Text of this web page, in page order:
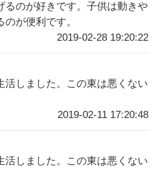
るのが好きです。子供は動きや
が便利です。
2019-02-28 19:20:22
活しました。この東は悪くない
2019-02-11 17:20:48
活しました。この東は悪くない